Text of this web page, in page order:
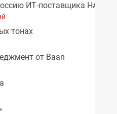
ИТ-поставщика НАТО
тонах
от Baan